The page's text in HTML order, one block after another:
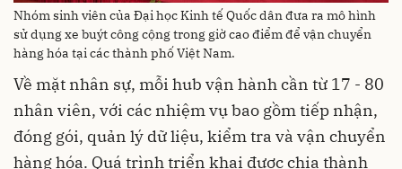
Nhóm sinh viên của Đại học Kinh tế Quốc dân đưa ra mô hình
sử dụng xe buýt công cộng trong giờ cao điểm để vận chuyển
hàng hóa tại các thành phố Việt Nam.
Về mặt nhân sự, mỗi hub vận hành cần từ 17 - 80
nhân viên, với các nhiệm vụ bao gồm tiếp nhận,
đóng gói, quản lý dữ liệu, kiểm tra và vận chuyển
hàng hóa. Quá trình triển khai được chia thành